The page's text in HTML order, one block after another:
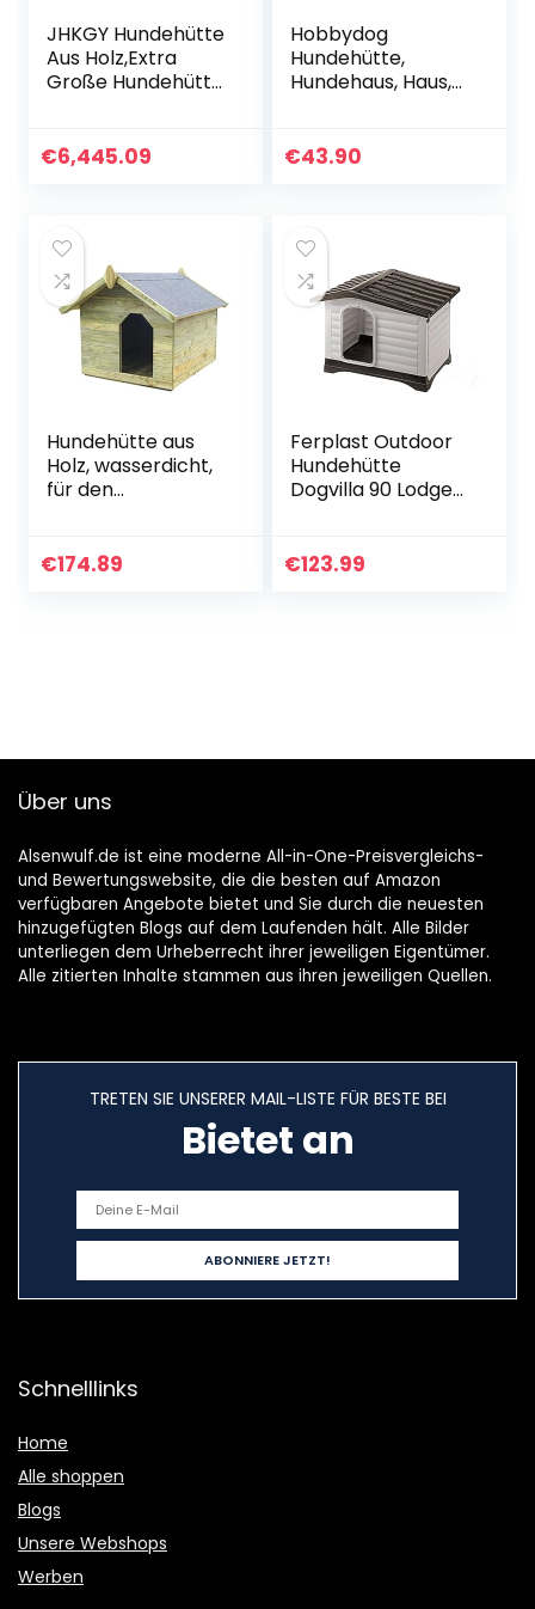
JHKGY Hundehütte
Aus Holz,Extra
Große Hundehütte
Außenbereich,Mit
Zaunbereich Und
Abziehbarer
Bodenplatte,Einfac
h Zu Säubern,XXL
€6,445.09
Hobbydog
Hundehütte,
Hundehaus, Haus,
Hundehütte -INARI
€43.90
Hundehütte aus
Holz, wasserdicht,
für den
€174.89
Ferplast Outdoor
Hundehütte
Dogvilla 90 Lodge
Seitenwand, aus
€123.99
Über uns
Alsenwulf.de ist eine moderne All-in-One-Preisvergleichs-
und Bewertungswebsite, die die besten auf Amazon
verfügbaren Angebote bietet und Sie durch die neuesten
hinzugefügten Blogs auf dem Laufenden hält. Alle Bilder
unterliegen dem Urheberrecht ihrer jeweiligen Eigentümer.
Alle zitierten Inhalte stammen aus ihren jeweiligen Quellen.
TRETEN SIE UNSERER MAIL-LISTE FÜR BESTE BEI
Bietet an
Schnelllinks
Home
Alle shoppen
Blogs
Unsere Webshops
Werben